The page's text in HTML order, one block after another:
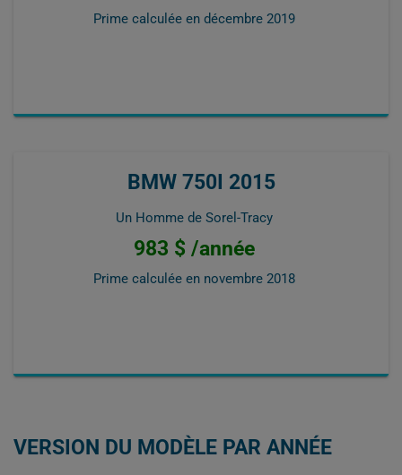
Prime calculée en décembre 2019
BMW 750I 2015
Un Homme de Sorel-Tracy
983 $ /année
Prime calculée en novembre 2018
VERSION DU MODÈLE PAR ANNÉE